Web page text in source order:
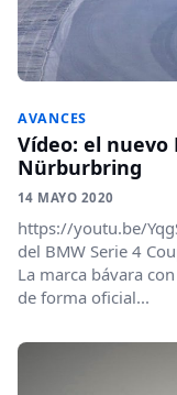
AVANCES
Vídeo: el nuevo
Nürburbring
14 MAYO 2020
https://youtu.be/
del BMW Serie 4
La marca bávara
de forma oficial...